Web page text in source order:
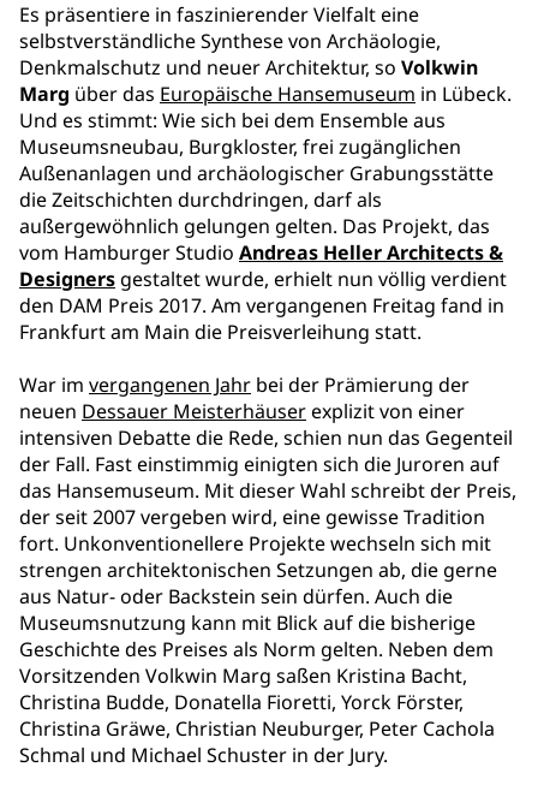
Es präsentiere in faszinierender Vielfalt eine
selbstverständliche Synthese von Archäologie,
Denkmalschutz und neuer Architektur, so Volkwin
Marg über das Europäische Hansemuseum in Lübeck.
Und es stimmt: Wie sich bei dem Ensemble aus
Museumsneubau, Burgkloster, frei zugänglichen
Außenanlagen und archäologischer Grabungsstätte
die Zeitschichten durchdringen, darf als
außergewöhnlich gelungen gelten. Das Projekt, das
vom Hamburger Studio Andreas Heller Architects &
Designers gestaltet wurde, erhielt nun völlig verdient
den DAM Preis 2017. Am vergangenen Freitag fand in
Frankfurt am Main die Preisverleihung statt.
War im vergangenen Jahr bei der Prämierung der
neuen Dessauer Meisterhäuserexplizit von einer
intensiven Debatte die Rede, schien nun das Gegenteil
der Fall. Fast einstimmig einigten sich die Juroren auf
das Hansemuseum. Mit dieser Wahl schreibt der Preis,
der seit 2007 vergeben wird, eine gewisse Tradition
fort. Unkonventionellere Projekte wechseln sich mit
strengen architektonischen Setzungen ab, die gerne
aus Natur- oder Backstein sein dürfen. Auch die
Museumsnutzung kann mit Blick auf die bisherige
Geschichte des Preises als Norm gelten. Neben dem
Vorsitzenden Volkwin Marg saßen Kristina Bacht,
Christina Budde, Donatella Fioretti, Yorck Förster,
Christina Gräwe, Christian Neuburger, Peter Cachola
Schmal und Michael Schuster in der Jury.